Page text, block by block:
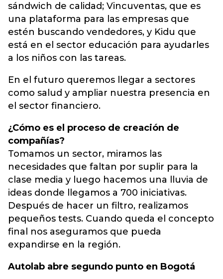
sándwich de calidad; Vincuventas, que es
una plataforma para las empresas que
estén buscando vendedores, y Kidu que
está en el sector educación para ayudarles
a los niños con las tareas.
En el futuro queremos llegar a sectores
como salud y ampliar nuestra presencia en
el sector financiero.
¿Cómo es el proceso de creación de
compañías?
Tomamos un sector, miramos las
necesidades que faltan por suplir para la
clase media y luego hacemos una lluvia de
ideas donde llegamos a 700 iniciativas.
Después de hacer un filtro, realizamos
pequeños tests. Cuando queda el concepto
final nos aseguramos que pueda
expandirse en la región.
Autolab abre segundo punto en Bogotá